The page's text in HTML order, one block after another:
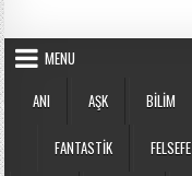
MENU
ANI
AŞK BILIM
FANTASTIK FELSEFE